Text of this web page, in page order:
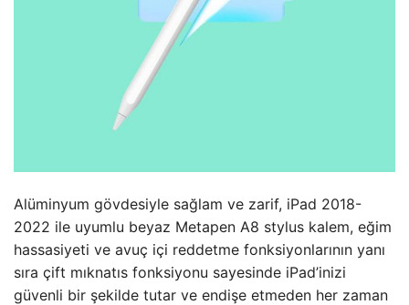
Alüminyum gövdesiyle sağlam ve zarif, iPad 2018-
2022 ile uyumlu beyaz Metapen A8 stylus kalem, eğim
hassasiyeti ve avuç içi reddetme fonksiyonlarının yanı
sıra çift mıknatıs fonksiyonu sayesinde iPad’inizi
güvenli bir şekilde tutar ve endişe etmeden her zaman